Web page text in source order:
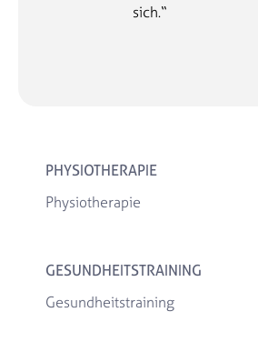
sich.“
PHYSIOTHERAPIE
Physiotherapie
GESUNDHEITSTRAINING
Gesundheitstraining